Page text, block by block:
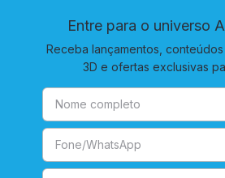
Entre para o universo
Receba lançamentos,
3D e ofertas exclusivas